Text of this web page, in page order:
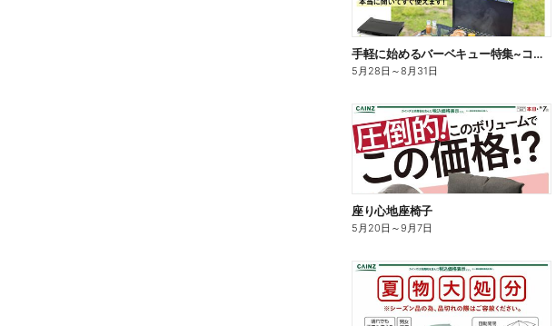
手軽に始めるバーベキュー特集~コンロ編~
5月28日 ～8月31日
座り心地座椅子
5月20日 ～9月7日